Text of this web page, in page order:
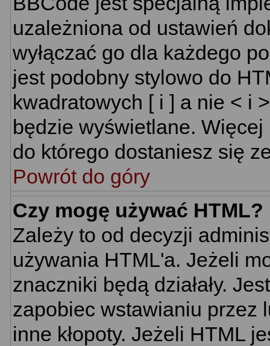
uzależniona od ustawień
wyłączać go dla każdego
jest podobny stylowo do
kwadratowych [ i ] a nie < i
będzie wyświetlane.
do którego dostaniesz się
Powrót do góry
Czy mogę używać HTML?
Zależy to od decyzji
używania HTML'a. Jeżeli
znaczniki będą działały.
zapobiec wstawianiu przez
inne kłopoty. Jeżeli HTML